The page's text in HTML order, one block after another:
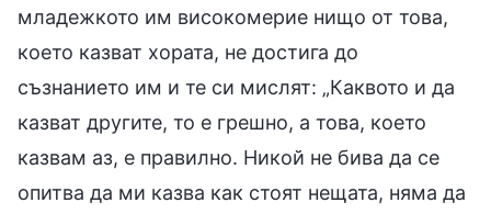
младежкото им високомерие нищо от това,
което казват хората, не достига до
съзнанието им и те си мислят: „Каквото и да
казват другите, то е грешно, а това, което
казвам аз, е правилно. Никой не бива да се
опитва да ми казва как стоят нещата, няма да